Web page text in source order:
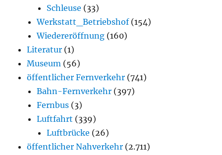
Schleuse (33)
Werkstatt_Betriebshof(154)
Wiedereröffnung (160)
Literatur (1)
Museum (56)
öffentlicher Fernverkehr (741)
Bahn-Fernverkehr (397)
Fernbus (3)
Luftfahrt (339)
Luftbrücke (26)
öffentlicher Nahverkehr (2.711)